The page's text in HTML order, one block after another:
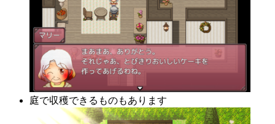
庭で収穫できるものもあります